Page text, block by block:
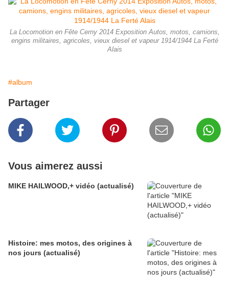
La Locomotion en Fête Cerny 2014 Exposition Autos, motos, camions,
engins militaires, agricoles, vieux diesel et vapeur 1914/1944 La Ferté
Alais
#album
Partager
Vous aimerez aussi
MIKE HAILWOOD,+ vidéo (actualisé)
Histoire: mes motos, des origines à
nos jours (actualisé)